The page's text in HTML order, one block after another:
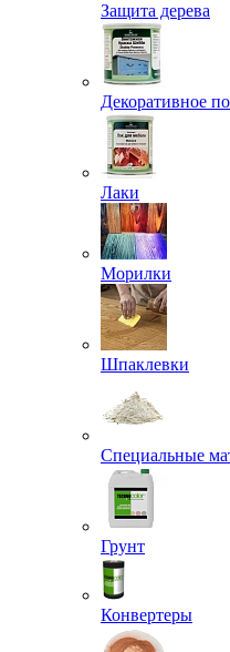
Защита дерева
Декоративное
Лаки
Морилки
Шпаклевки
Специальные
Грунт
Конвертеры